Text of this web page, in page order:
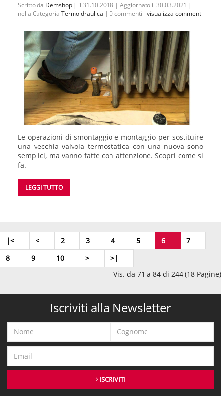
Scritto da Demshop | il 31.10.2018 | Aggiornato il 30.03.2021 |
nella Categoria Termoidraulica | 0 commenti -visualizza commenti
Le operazioni di smontaggio e montaggio per sostituire
una vecchia valvola termostatica con una nuova sono
semplici, ma vanno fatte con attenzione. Scopri come si
fa.
LEGGI TUTTO
|< < 2 3 4 5 6
7
8
9 10 >
>|
Vis. da 71 a 84 di 244 (18 Pagine)
Iscriviti alla Newsletter
ISCRIVITI